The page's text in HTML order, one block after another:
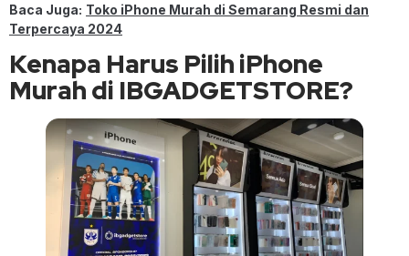
Baca Juga: Toko iPhone Murah di Semarang Resmi dan
Terpercaya 2024
Kenapa Harus Pilih iPhone
Murah di IBGADGETSTORE?